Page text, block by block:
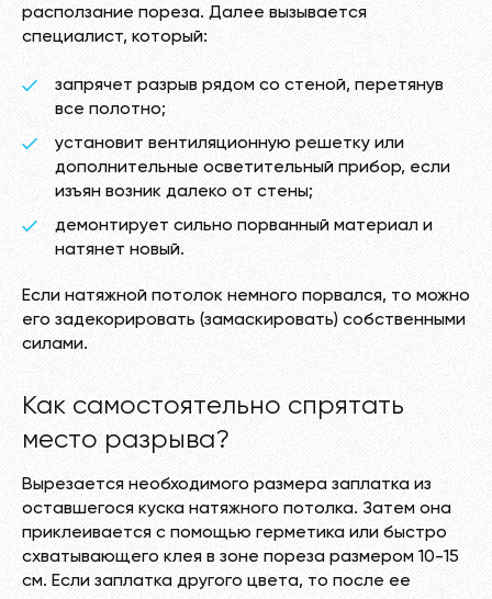
расползание пореза. Далее вызывается
специалист, который:
запрячет разрыв рядом со стеной, перетянув
все полотно;
установит вентиляционную решетку или
дополнительные осветительный прибор, если
изъян возник далеко от стены;
демонтирует сильно порванный материал и
натянет новый.
Если натяжной потолок немного порвался, то можно
его задекорировать (замаскировать) собственными
силами.
Как самостоятельно спрятать
место разрыва?
Вырезается необходимого размера заплатка из
оставшегося куска натяжного потолка. Затем она
приклеивается с помощью герметика или быстро
схватывающего клея в зоне пореза размером 10-15
см. Если заплатка другого цвета, то после ее